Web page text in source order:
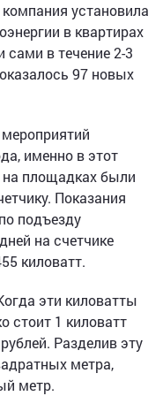
установила
в квартирах
сами в течение 2-3
97 новых
именно в этот
на площадках были
Показания
подъезду
на счетчике
киловатт.
эти киловатты
стоит 1 киловатт
Разделив эту
метра,
метр.